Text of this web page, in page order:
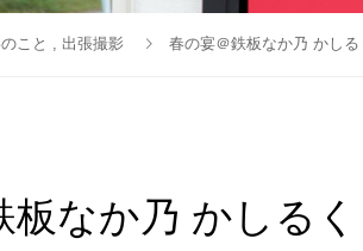
こと , 出張撮影 春の宴＠鉄板なか乃 かし
板なか乃 かしる